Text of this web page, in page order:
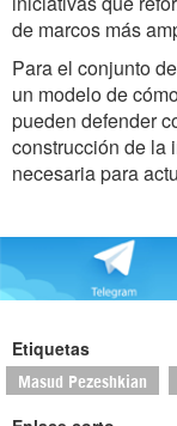
de marcos más
Para el conjunto
un modelo de
pueden defender
construcción de la
necesaria para
Etiquetas
Masud Pezeshkian